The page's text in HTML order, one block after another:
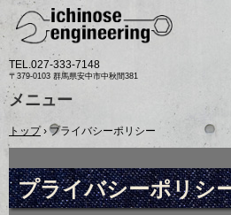
TEL.027-333-7148
〒379-0103 群馬県安中市中秋間381
メニュー
コ
ン
テ
ン
ツ
へ
ス
トップ › プライバシーポリシー
プライバシーポリシ